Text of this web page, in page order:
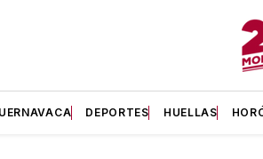
DEPORTES HUELLAS